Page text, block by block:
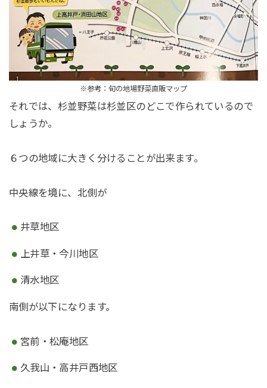
※参考：旬の地場野菜直販マップ
それでは、杉並野菜は杉並区のどこで作られているので
しょうか。
６つの地域に大きく分けることが出来ます。
中央線を境に、北側が
井草地区
上井草・今川地区
清水地区
南側が以下になります。
宮前・松庵地区
久我山・高井戸西地区